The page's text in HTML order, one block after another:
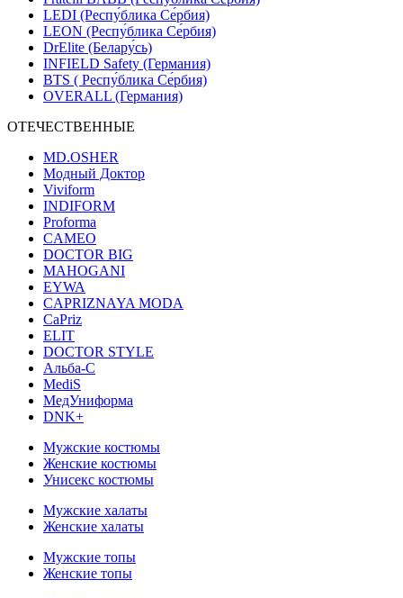
LEDI (Респу́блика Се́рбия)
LEON (Респу́блика Се́рбия)
DrElite (Белару́сь)
INFIELD Safety (Германия)
BTS ( Респу́блика Се́рбия)
OVERALL (Германия)
ОТЕЧЕСТВЕННЫЕ
MD.OSHER
Модный Доктор
Viviform
INDIFORM
Proforma
CAMEO
DOCTOR BIG
MAHOGANI
EYWA
CAPRIZNAYA MODA
CaPriz
ELIT
DOCTOR STYLE
Альба-С
MediS
МедУниформа
DNK+
Мужские костюмы
Женские костюмы
Унисекс костюмы
Мужские халаты
Женские халаты
Мужские топы
Женские топы